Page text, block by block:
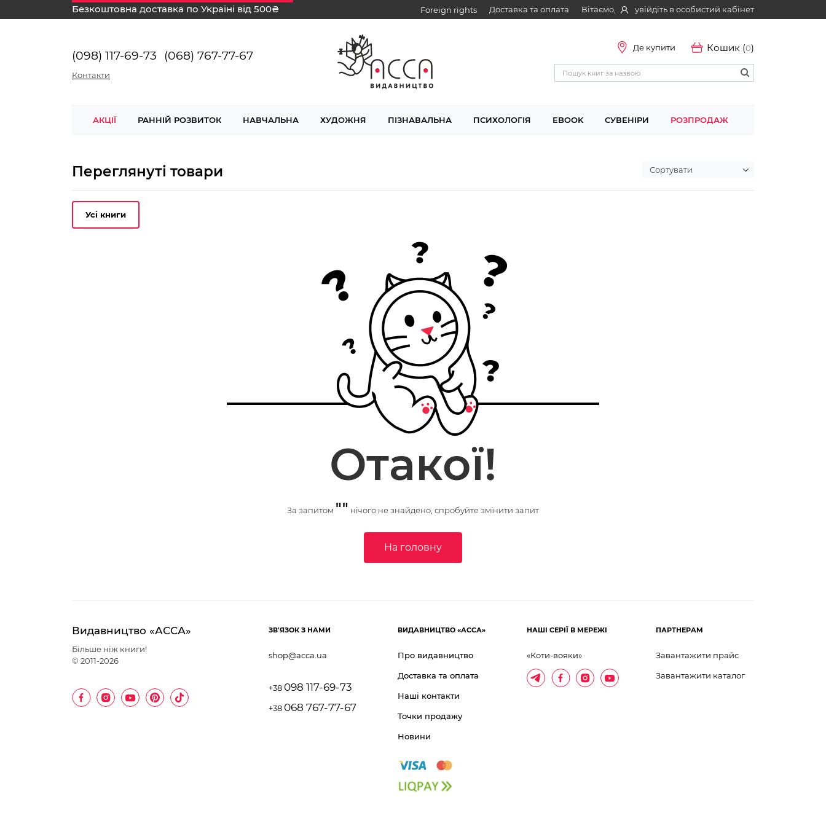
Безкоштовна доставка по Україні від 500₴ Foreign rights Доставка та оплата Вітаємо, увійдіть в особистий кабінет
(098) 117-69-73 (068) 767-77-67
Контакти
Де купити Кошик (0)
АКЦІЇ РАННІЙ РОЗВИТОК НАВЧАЛЬНА ХУДОЖНЯ ПІЗНАВАЛЬНА ПСИХОЛОГІЯ EBOOK СУВЕНІРИ РОЗПРОДАЖ
Переглянуті товари
Усі книги
Отакої!
За запитом "" нічого не знайдено, спробуйте змінити запит
На головну
Видавництво «АССА»
Більше ніж книги!
© 2011-2026
ЗВ'ЯЗОК З НАМИ
shop@acca.ua
+38 098 117-69-73
+38 068 767-77-67
ВИДАВНИЦТВО «АССА»
Про видавництво
Доставка та оплата
Наші контакти
Точки продажу
Новини
НАШІ СЕРІЇ В МЕРЕЖІ
«Коти-вояки»
ПАРТНЕРАМ
Завантажити прайс
Завантажити каталог